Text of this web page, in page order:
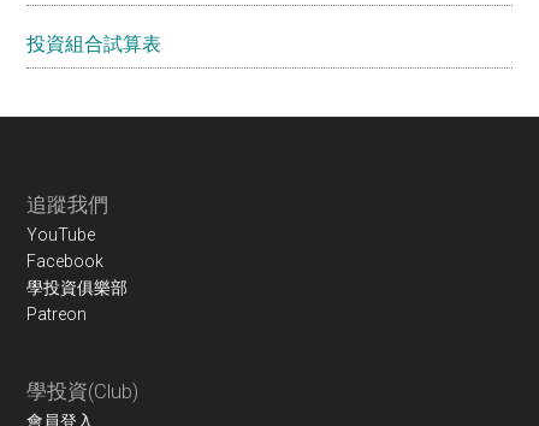
投資組合試算表
Footer
追蹤我們
YouTube
Facebook
學投資俱樂部
Patreon
學投資(Club)
會員登入